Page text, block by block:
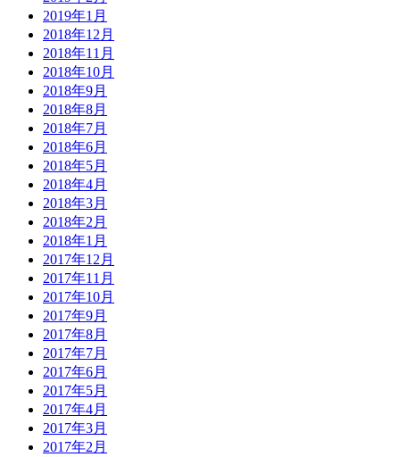
2019年1月
2018年12月
2018年11月
2018年10月
2018年9月
2018年8月
2018年7月
2018年6月
2018年5月
2018年4月
2018年3月
2018年2月
2018年1月
2017年12月
2017年11月
2017年10月
2017年9月
2017年8月
2017年7月
2017年6月
2017年5月
2017年4月
2017年3月
2017年2月